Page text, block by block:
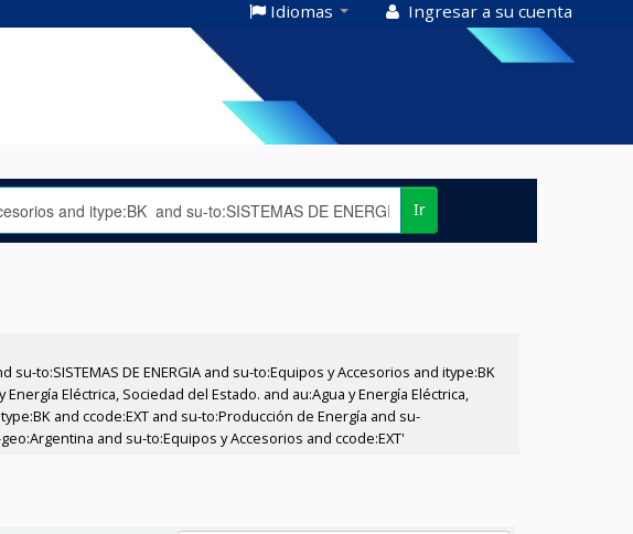
Idiomas Ingresar a su cuenta
Ir
to:SISTEMAS DE ENERGIA and su-to:Equipos y Accesorios and itype:BK
Eléctrica, Sociedad del Estado. and au:Agua y Energía Eléctrica,
and ccode:EXT and su-to:Producción de Energía and su-
and su-to:Equipos y Accesorios and ccode:EXT'